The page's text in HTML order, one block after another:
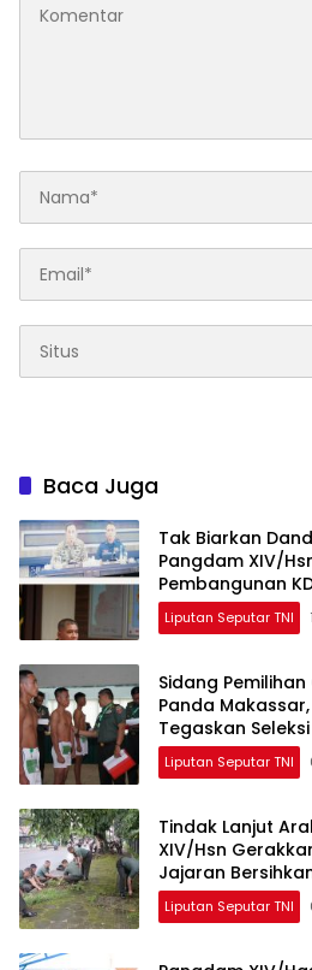
Baca Juga
Tak Biarkan
Pangdam XIV/
Pembangunan
Workshop
Liputan Seputar TNI
Sidang Pemilihan
Panda
Tegaskan
Objektif
Liputan Seputar TNI
Tindak Lanjut
XIV/Hsn
Jajaran
Liputan Seputar TNI